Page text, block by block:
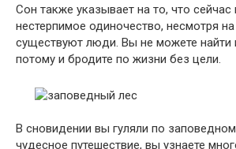
Сон также указывает на то, что сейчас
нестерпимое одиночество, несмотря
существуют люди. Вы не можете найти
потому и бродите по жизни без цели.
В сновидении вы гуляли по
чудесное путешествие, вы узнаете